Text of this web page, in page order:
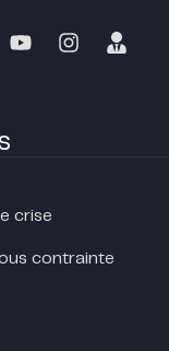
crise
contrainte